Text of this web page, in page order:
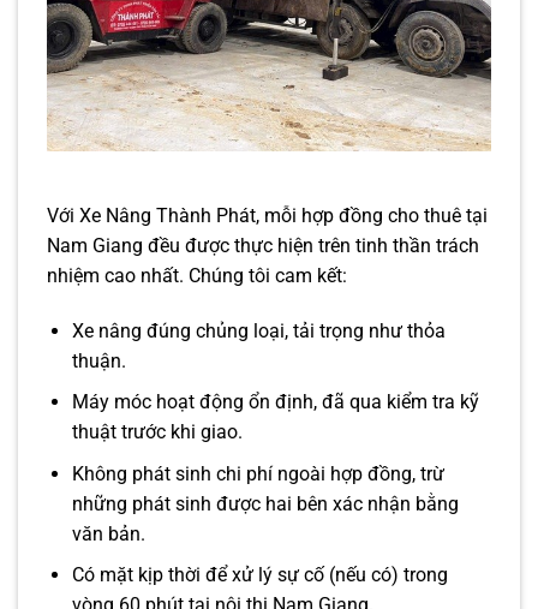
Với Xe Nâng Thành Phát, mỗi hợp đồng cho thuê tại
Nam Giang đều được thực hiện trên tinh thần trách
nhiệm cao nhất. Chúng tôi cam kết:
Xe nâng đúng chủng loại, tải trọng như thỏa
thuận.
Máy móc hoạt động ổn định, đã qua kiểm tra kỹ
thuật trước khi giao.
Không phát sinh chi phí ngoài hợp đồng, trừ
những phát sinh được hai bên xác nhận bằng
văn bản.
Có mặt kịp thời để xử lý sự cố (nếu có) trong